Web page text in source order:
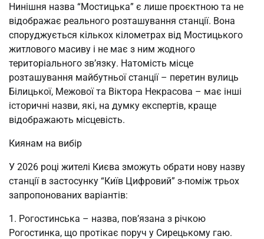
Нинішня назва “Мостицька” є лише проєктною та не
відображає реального розташування станції. Вона
споруджується кількох кілометрах від Мостицького
житлового масиву і не має з ним жодного
територіального зв’язку. Натомість місце
розташування майбутньої станції – перетин вулиць
Білицької, Межової та Віктора Некрасова – має інші
історичні назви, які, на думку експертів, краще
відображають місцевість.
Киянам на вибір
У 2026 році жителі Києва зможуть обрати нову назву
станції в застосунку “Київ Цифровий” з-поміж трьох
запропонованих варіантів:
1. Рогостинська – назва, пов’язана з річкою
Рогостинка, що протікає поруч у Сирецькому гаю.